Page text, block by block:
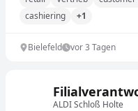
cashiering
+1
Bielefeld vor 3 Tagen
ALDI Schloß Holte